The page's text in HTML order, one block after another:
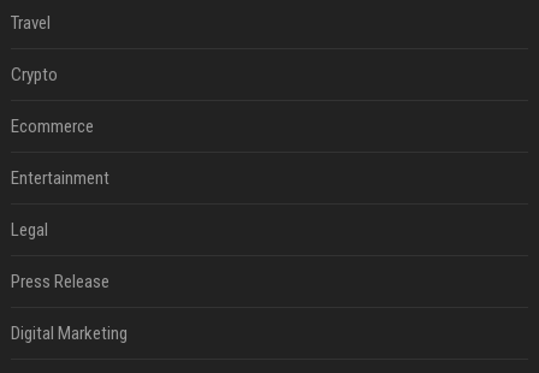
Travel
Crypto
Ecommerce
Entertainment
Legal
Press Release
Digital Marketing